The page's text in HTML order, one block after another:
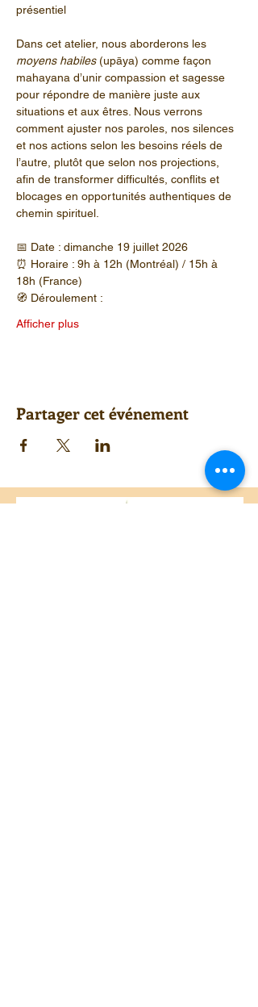
présentiel
Dans cet atelier, nous aborderons les
moyens habiles (upāya) comme façon
mahayana d’unir compassion et sagesse
pour répondre de manière juste aux
situations et aux êtres. Nous verrons
comment ajuster nos paroles, nos silences
et nos actions selon les besoins réels de
l’autre, plutôt que selon nos projections,
afin de transformer difficultés, conflits et
blocages en opportunités authentiques de
chemin spirituel.
📅 Date : dimanche 19 juillet 2026
⏰ Horaire : 9h à 12h (Montréal) / 15h à
18h (France)
🧭 Déroulement :
Afficher plus
Partager cet événement